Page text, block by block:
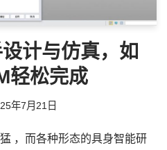
计与仿真，如
轻松完成
年7月21日
，而各种形态的具身智能研